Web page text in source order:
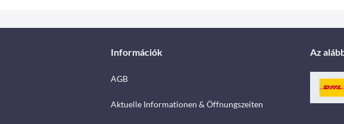
Információk
AGB
Aktuelle Informationen & Öffnungszeiten
Az